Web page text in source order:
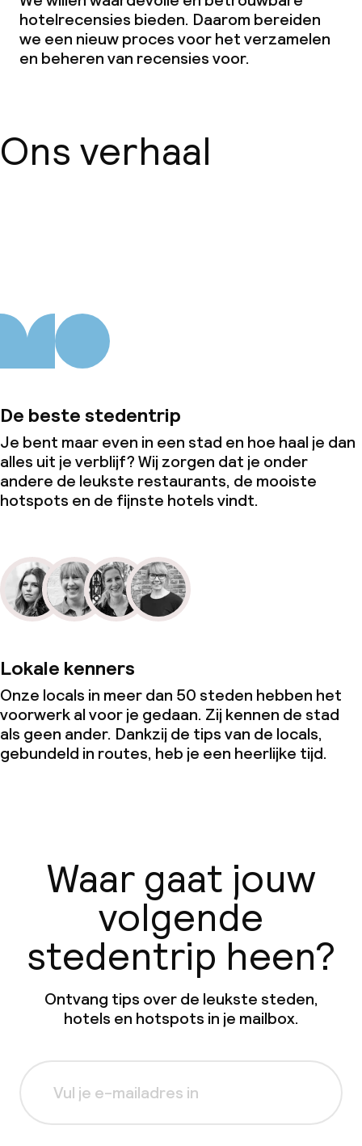
hotelrecensies bieden. Daarom bereiden
we een nieuw proces voor het verzamelen
en beheren van recensies voor.
Ons verhaal
De beste stedentrip
Je bent maar even in een stad en hoe haal je dan
alles uit je verblijf? Wij zorgen dat je onder
andere de leukste restaurants, de mooiste
hotspots en de fijnste hotels vindt.
Lokale kenners
Onze locals in meer dan 50 steden hebben het
voorwerk al voor je gedaan. Zij kennen de stad
als geen ander. Dankzij de tips van de locals,
gebundeld in routes, heb je een heerlijke tijd.
Waar gaat jouw
volgende
stedentrip heen?
Ontvang tips over de leukste steden,
hotels en hotspots in je mailbox.